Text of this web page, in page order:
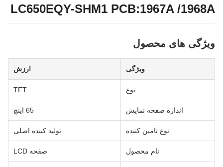
LC650EQY-SHM1 PCB:1967A /1968A
ویژگی های محصول
ویژگی ارزش
نوع TFT
اندازه صفحه نمایش 65 اينچ
نوع تامین کننده تولید کننده اصلی
نام محصول صفحه LCD